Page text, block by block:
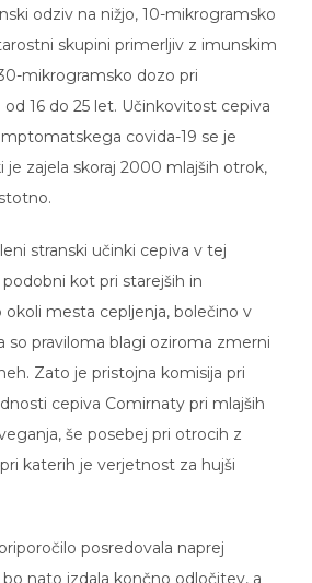
skupini primerljiv z imunskim
mikrogramsko dozo pri
od 16 do 25 let. Učinkovitost cepiva
je zajela skoraj 2000 mlajših otrok,
kot pri starejših in
okoli mesta cepljenja, bolečino v
so praviloma blagi oziroma zmerni
Zato je pristojna komisija pri
cepiva Comirnaty pri mlajših
še posebej pri otrocih z
katerih je verjetnost za hujši
bo nato izdala končno odločitev, a